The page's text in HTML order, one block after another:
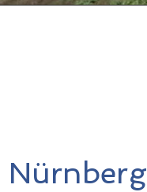
Nürnberg